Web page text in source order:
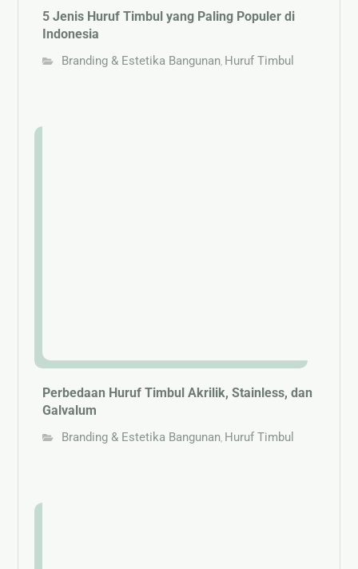
5 Jenis Huruf Timbul yang Paling Populer di
Indonesia
Branding & Estetika Bangunan Huruf Timbul
Perbedaan Huruf Timbul Akrilik, Stainless, dan
Galvalum
Branding & Estetika Bangunan Huruf Timbul